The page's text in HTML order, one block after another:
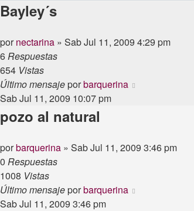
Bayley´s
por nectarina » Sab Jul 11, 2009 4:29 pm
6Respuestas
654 Vistas
Último mensaje porbarquerina
Sab Jul 11, 2009 10:07 pm
pozo al natural
porbarquerina » Sab Jul 11, 2009 3:46 pm
0 Respuestas
1008 Vistas
Último mensajeporbarquerina
Sab Jul 11, 2009 3:46 pm